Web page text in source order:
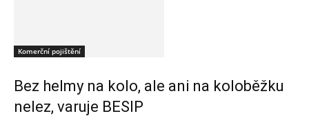
Komerční pojištění
Bez helmy na kolo, ale ani na koloběžku
nelez, varuje BESIP